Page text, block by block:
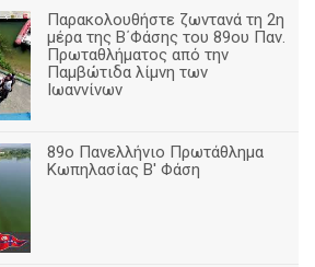
Παρακολουθήστε ζωντανά τη 2η
μέρα της Β΄Φάσης του 89ου Παν.
Πρωταθλήματος από την
Παμβώτιδα λίμνη των
Ιωαννίνων
89o Πανελλήνιο Πρωτάθλημα
Κωπηλασίας Β' Φάση